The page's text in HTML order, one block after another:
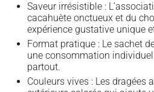
Saveur irrésistible :
cacahuète onctueux et du
expérience gustative unique
Format pratique : Le sachet
une consommation
partout.
Couleurs vives : Les dragées